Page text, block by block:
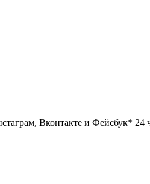
Вконтакте и Фейсбук* 24